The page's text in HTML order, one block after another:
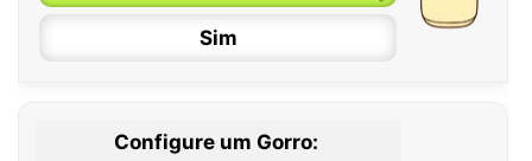
Sim
Configure um Gorro: